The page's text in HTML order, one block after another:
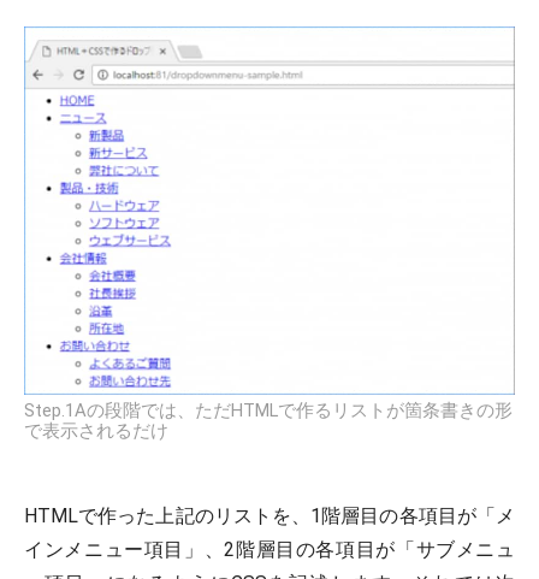
Step.1Aの段階では、ただHTMLで作るリストが箇条書きの形
で表示されるだけ
HTMLで作った上記のリストを、1階層目の各項目が「メ
インメニュー項目」、2階層目の各項目が「サブメニュ